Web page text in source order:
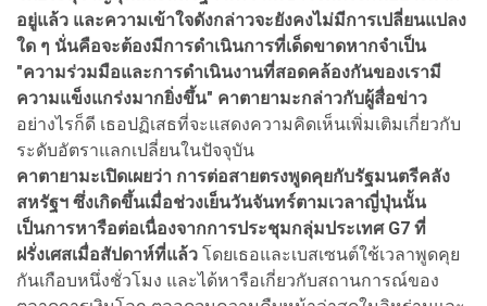
อยู่แล้ว และความเข้าใจดังกล่าวจะยังคงไม่มีการเปลี่ยนแปลง
ใด ๆ นั่นคือจะต้องมีการดำเนินการที่เด็ดขาดหากจำเป็น
"ความร่วมมือและการดำเนินงานที่สอดคล้องกันของเรามี
ความแข็งแกร่งมากยิ่งขึ้น" คาตายามะกล่าวกับผู้สื่อข่าว
อย่างไรก็ดี เธอปฏิเสธที่จะแสดงความคิดเห็นเพิ่มเติมเกี่ยวกับ
ระดับอัตราแลกเปลี่ยนในปัจจุบัน
คาตายามะเปิดเผยว่า การต่อสายตรงพูดคุยกับรัฐมนตรีคลัง
สหรัฐฯ ซึ่งเกิดขึ้นเมื่อช่วงเย็นวันจันทร์ตามเวลาญี่ปุ่นนั้น
เป็นการหารือต่อเนื่องจากการประชุมกลุ่มประเทศ G7 ที่
ฝรั่งเศสเมื่อสัปดาห์ที่แล้ว โดยเธอและเบสเซนต์ใช้เวลาพูดคุย
กันเกือบหนึ่งชั่วโมง และได้หารือเกี่ยวกับสถานการณ์ของ